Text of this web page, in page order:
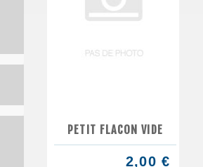
PETIT FLACON VIDE
2,00 €